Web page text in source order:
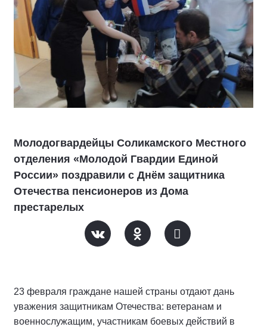
Молодогвардейцы Соликамского Местного
отделения «Молодой Гвардии Единой
России» поздравили с Днём защитника
Отечества пенсионеров из Дома
престарелых
23 февраля граждане нашей страны отдают дань
уважения защитникам Отечества: ветеранам и
военнослужащим, участникам боевых действий в